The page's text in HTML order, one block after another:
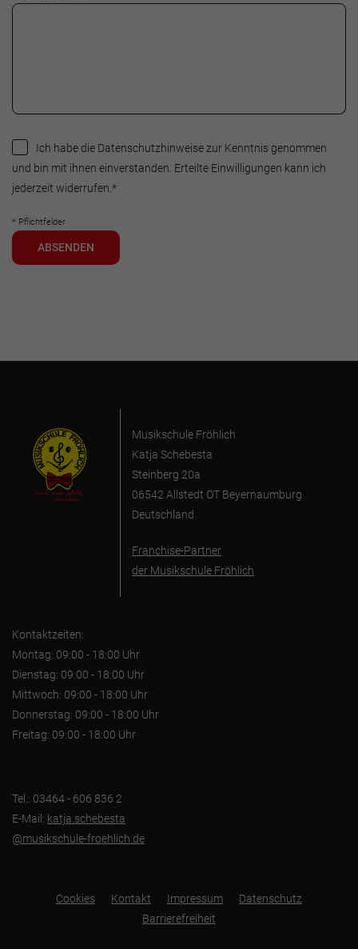
Ich habe die Datenschutzhinweise zur Kenntnis genommen
und bin mit ihnen einverstanden. Erteilte Einwilligungen kann ich
jederzeit widerrufen. *
* Pflichtfelder
ABSENDEN
Musikschule Fröhlich
Katja Schebesta
Steinberg 20a
06542 Allstedt OT Beyernaumburg
Deutschland
Franchise-Partner
der Musikschule Fröhlich
Kontaktzeiten:
Montag: 09:00 - 18:00 Uhr
Dienstag: 09:00 - 18:00 Uhr
Mittwoch: 09:00 - 18:00 Uhr
Donnerstag: 09:00 - 18:00 Uhr
Freitag: 09:00 - 18:00 Uhr
Tel.: 03464 - 606 836 2
E-Mail: katja.schebesta
@musikschule-froehlich.de
Cookies Kontakt Impressum
Datenschutz
Barrierefreiheit